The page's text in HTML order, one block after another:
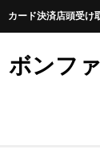
カード決済店頭受け
ボンフ